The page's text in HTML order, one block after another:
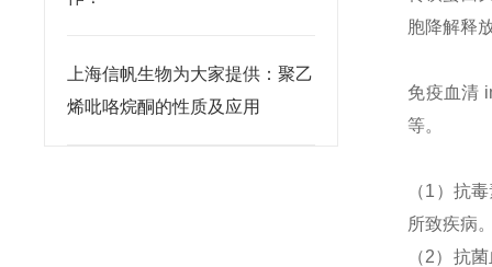
上海信帆生物为大家提供：聚乙
烯吡咯烷酮的性质及应用
胞降解释
免疫血清
等。
（1 ）抗
所致疾病
（2）抗